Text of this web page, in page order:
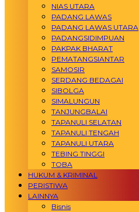
NIAS UTARA
PADANG LAWAS
PADANG LAWAS UTARA
PADANGSIDIMPUAN
PAKPAK BHARAT
PEMATANGSIANTAR
SAMOSIR
SERDANG BEDAGAI
SIBOLGA
SIMALUNGUN
TANJUNGBALAI
TAPANULI SELATAN
TAPANULI TENGAH
TAPANULI UTARA
TEBING TINGGI
TOBA
HUKUM & KRIMINAL
PERISTIWA
LAINNYA
Bisnis